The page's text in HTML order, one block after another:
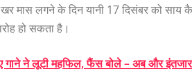
मास लगने के दिन यानी 17 दिसंबर को
हो सकता है।
ने लूटी महफिल, फैंस बोले – अब और इंतजार